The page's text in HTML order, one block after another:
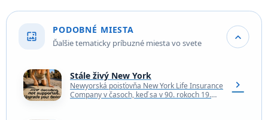
wallpaper
PODOBNÉ MIESTA
Ďalšie tematicky príbuzné miesta vo svete expand_more
Stále živý New York
Newyorská poisťovňa New York Life Insurance
Company v časoch, keď sa v 90. rokoch 19.
chevron_right